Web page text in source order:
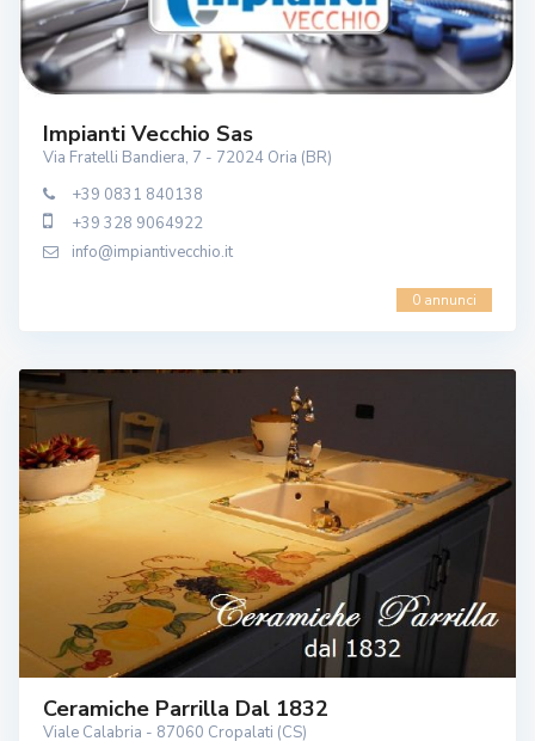
Impianti Vecchio Sas
Via Fratelli Bandiera, 7 - 72024 Oria (BR)
+39 0831 840138
+39 328 9064922
info@impiantivecchio.it
0 annunci
Ceramiche Parrilla Dal 1832
Viale Calabria - 87060 Cropalati (CS)